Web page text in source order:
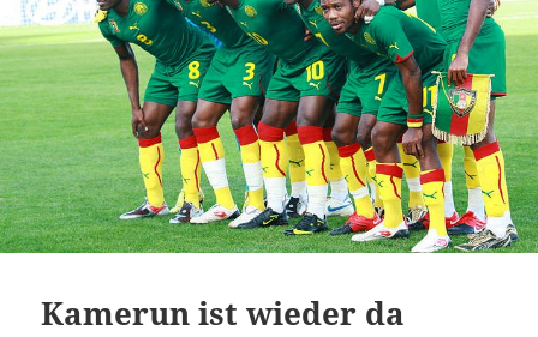
Kamerun ist wieder da